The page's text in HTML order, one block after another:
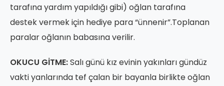
tarafına yardım yapıldığı gibi) oğlan tarafına
destek vermek için hediye para “ünnenir”.Toplanan
paralar oğlanın babasına verilir.
OKUCU GİTME:Salı günü kız evinin yakınları gündüz
vakti yanlarında tef çalan bir bayanla birlikte oğlan